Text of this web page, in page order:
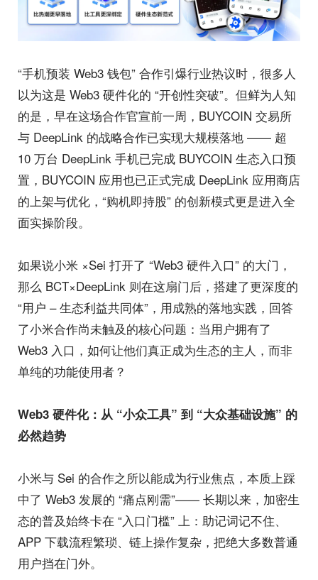
“手机预装 Web3 钱包” 合作引爆行业热议时，很多人
以为这是 Web3 硬件化的 “开创性突破”。但鲜为人知
的是，早在这场合作官宣前一周，BUYCOIN 交易所
与 DeepLink 的战略合作已实现大规模落地 —— 超
10 万台 DeepLink 手机已完成 BUYCOIN 生态入口预
置，BUYCOIN 应用也已正式完成 DeepLink 应用商店
的上架与优化，“购机即持股” 的创新模式更是进入全
面实操阶段。
如果说小米 ×Sei 打开了 “Web3 硬件入口” 的大门，
那么 BCT×DeepLink 则在这扇门后，搭建了更深度的
“用户 – 生态利益共同体”，用成熟的落地实践，回答
了小米合作尚未触及的核心问题：当用户拥有了
Web3 入口，如何让他们真正成为生态的主人，而非
单纯的功能使用者？
Web3 硬件化：从 “小众工具” 到 “大众基础设施” 的
必然趋势
小米与 Sei 的合作之所以能成为行业焦点，本质上踩
中了 Web3 发展的 “痛点刚需”—— 长期以来，加密生
态的普及始终卡在 “入口门槛” 上：助记词记不住、
APP 下载流程繁琐、链上操作复杂，把绝大多数普通
用户挡在门外。